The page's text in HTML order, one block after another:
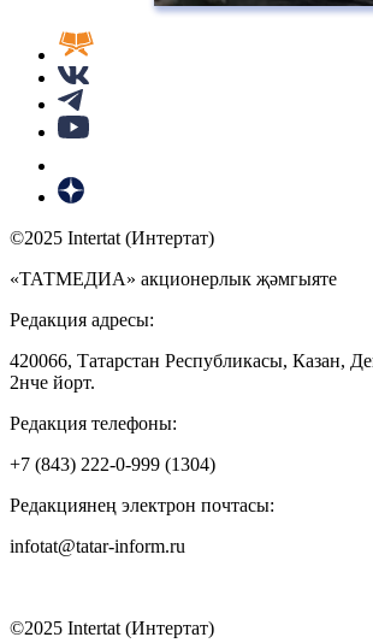
©2025 Intertat (Интертат)
«ТАТМЕДИА» акционерлык җәмгыяте
Редакция адресы:
420066, Татарстан Республикасы, Казан,
2нче йорт.
Редакция телефоны:
+7 (843) 222-0-999 (1304)
Редакциянең электрон почтасы:
infotat@tatar-inform.ru
©2025 Intertat (Интертат)